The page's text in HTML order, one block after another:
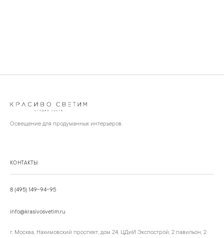
Освещение для продуманных интерьеров.
КОНТАКТЫ
8 (495) 149-94-95
info@krasivosvetim.ru
г. Москва, Нахимовский проспект, дом 24, ЦДиИ Экспострой, 2 павильон, 2